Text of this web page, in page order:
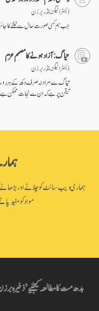
ڈاکٹر الیگزینڈر برزن
جب ہم کسی صورت حال سے نمٹنے کا
تیاگ: آزاد ہونے کا مصمم عزم
ڈاکٹر الیگزینڈر برزن
تیاگ سے مراد نہ صرف دکھ کے ہر
تیقن پر ہے کہ ان سے نجات ممکن
ہماری ویب سائٹ کو چلانے اور
مواد کو مفید
بدھ مت کا مطالعہ کیجئیے’ ذخیرہ